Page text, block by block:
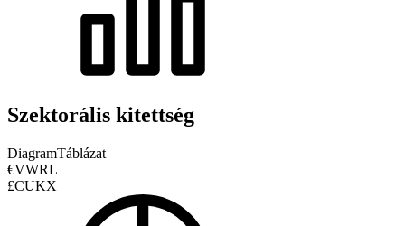
Szektorális kitettség
DiagramTáblázat
€VWRL
£CUKX